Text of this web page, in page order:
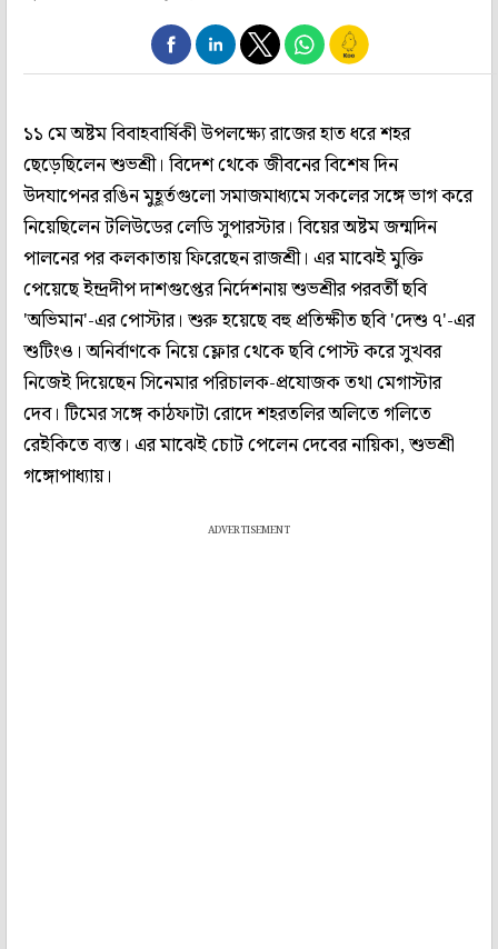
১১ মে অষ্টম বিবাহবার্ষিকী উপলক্ষ্যে রাজের হাত ধরে শহর
ছেড়েছিলেন শুভশ্রী। বিদেশ থেকে জীবনের বিশেষ দিন
উদযাপেনর রঙিন মুহূর্তগুলো সমাজমাধ্যমে সকলের সঙ্গে ভাগ করে
নিয়েছিলেন টলিউডের লেডি সুপারস্টার। বিয়ের অষ্টম জন্মদিন
পালনের পর কলকাতায় ফিরেছেন রাজশ্রী। এর মাঝেই মুক্তি
পেয়েছে ইন্দ্রদীপ দাশগুপ্তের নির্দেশনায় শুভশ্রীর পরবর্তী ছবি
'অভিমান'-এর পোস্টার। শুরু হয়েছে বহু প্রতিক্ষীত ছবি 'দেশু ৭'-এর
শুটিংও। অনির্বাণকে নিয়ে ফ্লোর থেকে ছবি পোস্ট করে সুখবর
নিজেই দিয়েছেন সিনেমার পরিচালক-প্রযোজক তথা মেগাস্টার
দেব। টিমের সঙ্গে কাঠফাটা রোদে শহরতলির অলিতে গলিতে
রেইকিতে ব্যস্ত। এর মাঝেই চোট পেলেন দেবের নায়িকা, শুভশ্রী
গঙ্গোপাধ্যায়।
ADVERTISEMENT